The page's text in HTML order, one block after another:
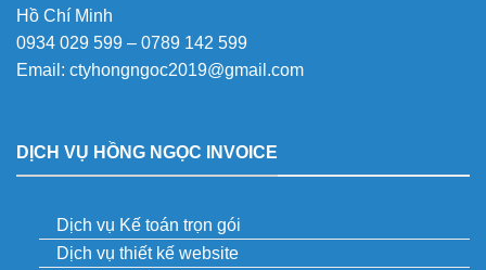
Hồ Chí Minh
0934 029 599 – 0789 142 599
Email: ctyhongngoc2019@gmail.com
DỊCH VỤ HỒNG NGỌC INVOICE
Dịch vụ Kế toán trọn gói
Dịch vụ thiết kế website